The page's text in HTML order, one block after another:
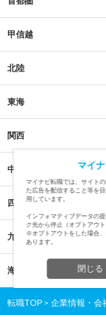
甲信越
北陸
東海
関西
中国
四国
九州
海外
転職TOP 企業情報・会
マイ
マイナビ転職では、サイト
た広告を配信すること等を
用しています。
インフォマティブデータの
ク先から停止（オプトアウ
※オプトアウトをした場合
あります。
閉じる